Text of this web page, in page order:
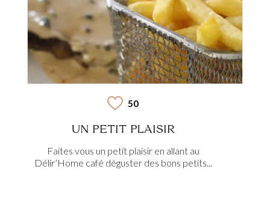
50
UN PETIT PLAISIR
Faites vous un petit plaisir en allant au
Délir’Home café déguster des bons petits...